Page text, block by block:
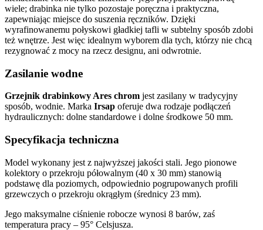
wiele; drabinka nie tylko pozostaje poręczna i praktyczna,
zapewniając miejsce do suszenia ręczników. Dzięki
wyrafinowanemu połyskowi gładkiej tafli w subtelny sposób zdobi
też wnętrze. Jest więc idealnym wyborem dla tych, którzy nie chcą
rezygnować z mocy na rzecz designu, ani odwrotnie.
Zasilanie wodne
Grzejnik drabinkowy Ares chrom jest zasilany w tradycyjny
sposób, wodnie. Marka Irsap oferuje dwa rodzaje podłączeń
hydraulicznych: dolne standardowe i dolne środkowe 50 mm.
Specyfikacja techniczna
Model wykonany jest z najwyższej jakości stali. Jego pionowe
kolektory o przekroju półowalnym (40 x 30 mm) stanowią
podstawę dla poziomych, odpowiednio pogrupowanych profili
grzewczych o przekroju okrągłym (średnicy 23 mm).
Jego maksymalne ciśnienie robocze wynosi 8 barów, zaś
temperatura pracy – 95° Celsjusza.